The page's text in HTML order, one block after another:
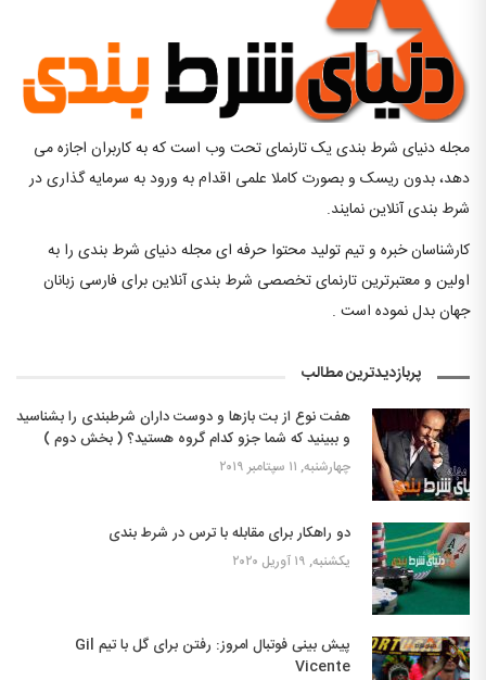
مجله دنیای شرط بندی یک تارنمای تحت وب است که به کاربران اجازه می
دهد، بدون ریسک و بصورت کاملا علمی اقدام به ورود به سرمایه گذاری در
شرط بندی آنلاین نمایند.
کارشناسان خبره و تیم تولید محتوا حرفه ای مجله دنیای شرط بندی را به
اولین و معتبرترین تارنمای تخصصی شرط بندی آنلاین برای فارسی زبانان
جهان بدل نموده است .
پربازدیدترین مطالب
هفت نوع از بت بازها و دوست داران شرطبندی را بشناسید
و ببینید که شما جزو کدام گروه هستید؟ ( بخش دوم )
چهارشنبه, ۱۱ سپتامبر ۲۰۱۹
دو راهکار برای مقابله با ترس در شرط بندی
یکشنبه, ۱۹ آوریل ۲۰۲۰
پیش بینی فوتبال امروز: رفتن برای گل با تیم Gil
Vicente